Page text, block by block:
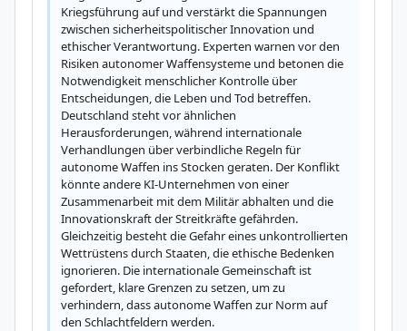
Kriegsführung auf und verstärkt die Spannungen
zwischen sicherheitspolitischer Innovation und
ethischer Verantwortung. Experten warnen vor den
Risiken autonomer Waffensysteme und betonen die
Notwendigkeit menschlicher Kontrolle über
Entscheidungen, die Leben und Tod betreffen.
Deutschland steht vor ähnlichen
Herausforderungen, während internationale
Verhandlungen über verbindliche Regeln für
autonome Waffen ins Stocken geraten. Der Konflikt
könnte andere KI-Unternehmen von einer
Zusammenarbeit mit dem Militär abhalten und die
Innovationskraft der Streitkräfte gefährden.
Gleichzeitig besteht die Gefahr eines unkontrollierten
Wettrüstens durch Staaten, die ethische Bedenken
ignorieren. Die internationale Gemeinschaft ist
gefordert, klare Grenzen zu setzen, um zu
verhindern, dass autonome Waffen zur Norm auf
den Schlachtfeldern werden.